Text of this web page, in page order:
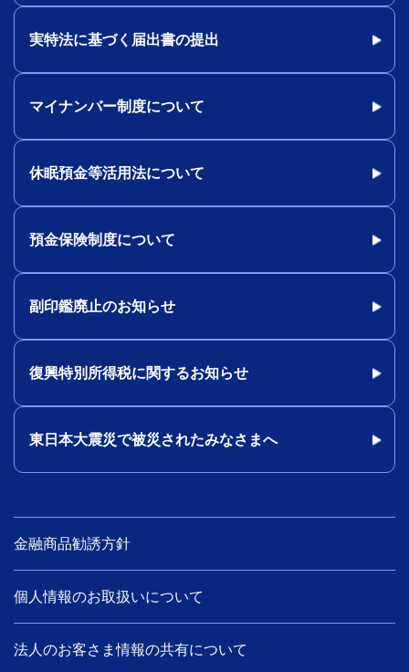
実特法に基づく届出書の提出
マイナンバー制度について
休眠預金等活用法について
預金保険制度について
副印鑑廃止のお知らせ
復興特別所得税に関するお知らせ
東日本大震災で被災されたみなさまへ
金融商品勧誘方針
個人情報のお取扱いについて
法人のお客さま情報の共有について